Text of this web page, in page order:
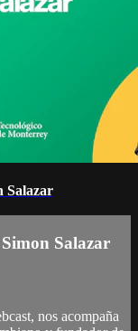
Salazar
Salazar
nos acompaña